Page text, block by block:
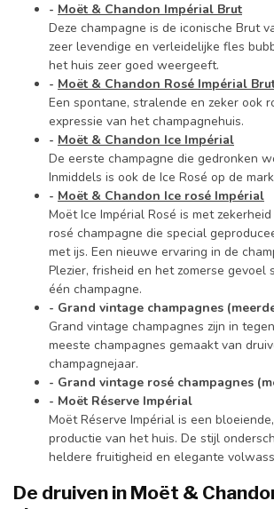
- Moët & Chandon Impérial Brut
Deze champagne is de iconische Brut
zeer levendige en verleidelijke fles
het huis zeer goed weergeeft.
- Moët & Chandon Rosé Impérial
Een spontane, stralende en zeker ook
expressie van het champagnehuis.
- Moët & Chandon Ice Impérial
De eerste champagne die gedronken
Inmiddels is ook de Ice Rosé op de
- Moët & Chandon Ice rosé Impérial
Moët Ice Impérial Rosé is met
rosé champagne die special
met ijs. Een nieuwe ervaring in de
Plezier, frisheid en het zomerse gevoel
één champagne.
- Grand vintage champagnes
Grand vintage champagnes zijn in
meeste champagnes gemaakt van
champagnejaar.
- Grand vintage rosé champagnes
- Moët Réserve Impérial
Moët Réserve Impérial is een
productie van het huis. De stijl
heldere fruitigheid en elegante
De druiven in Moët &